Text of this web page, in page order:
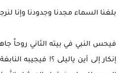
بلغنا السماء مجدنا وجدودنا وإنا
فيحس النبي في بيته الثاني روحاً
إنكار إلى أين ياليلى ؟! فيجيبه